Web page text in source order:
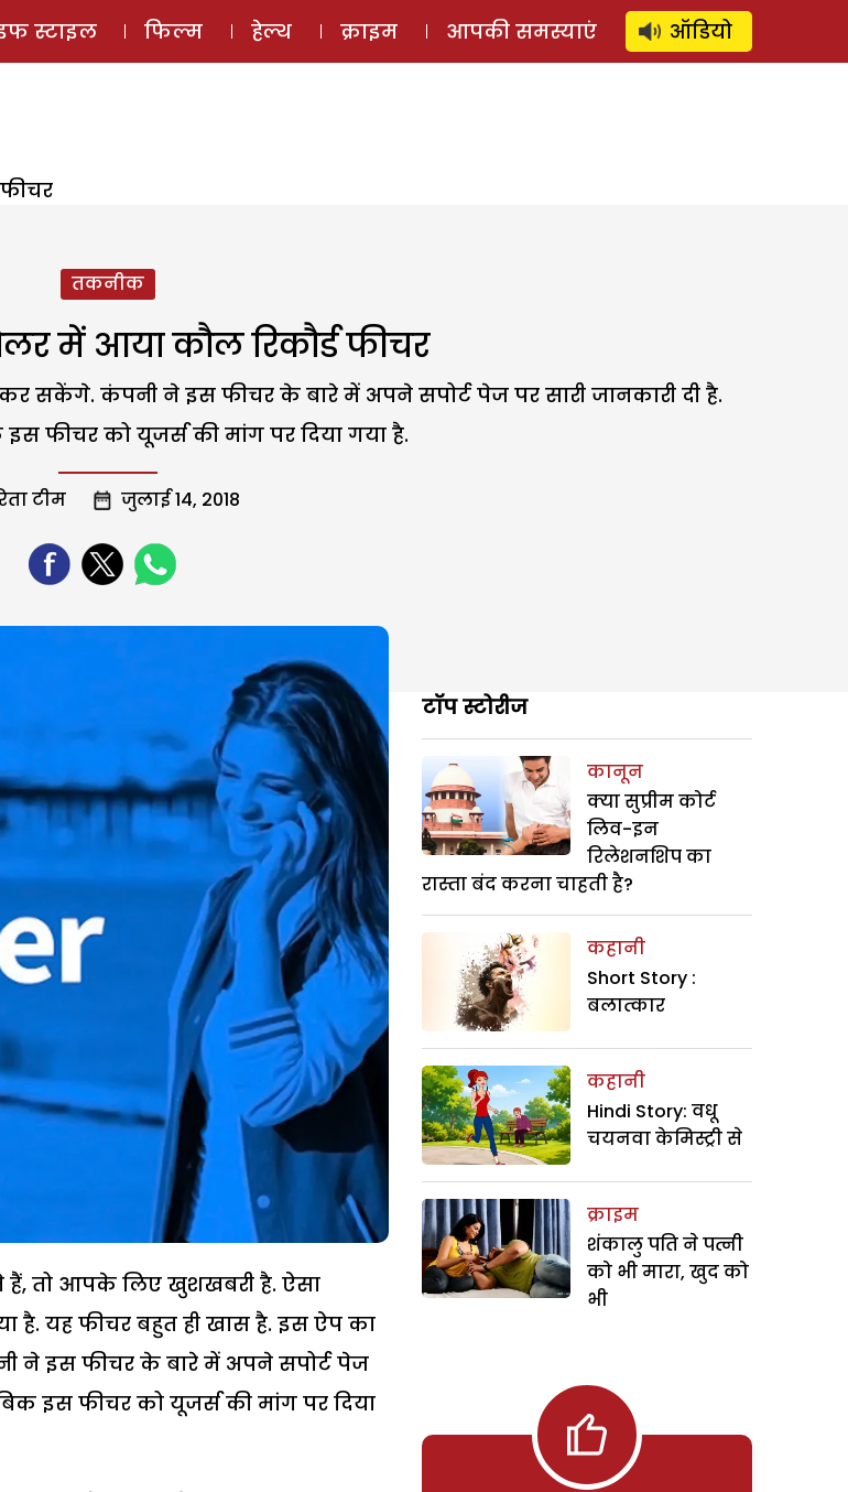
ई-मैगज़ीन ऑडियो स्टोरी लॉग इन ⚲ SUBSCRIBE
स्टाइल फिल्म हेल्थ क्राइम आपकी समस्याएं ऑडियो
तकनीक
में आया कौल रिकौर्ड फीचर
सकेंगे. कंपनी ने इस फीचर के बारे में अपने सपोर्ट पेज पर सारी जानकारी दी है.
फीचर को यूजर्स की मांग पर दिया गया है.
टीम जुलाई 14, 2018
हैं, तो आपके लिए खुशखबरी है. ऐसा
है. यह फीचर बहुत ही खास है. इस ऐप का
ने इस फीचर के बारे में अपने सपोर्ट पेज
इस फीचर को यूजर्स की मांग पर दिया
टॉप स्टोरीज
कानून
क्या सुप्रीम कोर्ट
लिव-इन
रिलेशनशिप का
रास्ता बंद करना चाहती है?
कहानी
Short Story :
बलात्कार
कहानी
Hindi Story: वधू
चयनवा केमिस्ट्री से
क्राइम
शंकालु पति ने पत्नी
को भी मारा, खुद को
भी